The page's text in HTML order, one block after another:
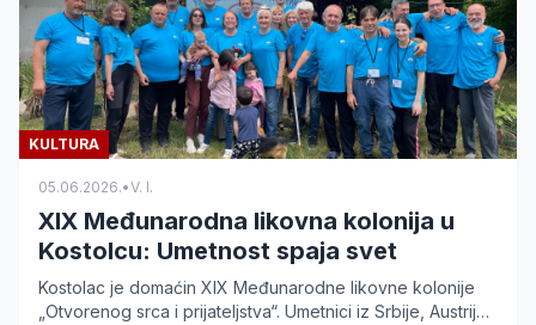
KULTURA
05.06.2026.•V. I.
XIX Međunarodna likovna kolonija u
Kostolcu: Umetnost spaja svet
Kostolac je domaćin XIX Međunarodne likovne kolonije
„Otvorenog srca i prijateljstva“. Umetnici iz Srbije, Austrije i